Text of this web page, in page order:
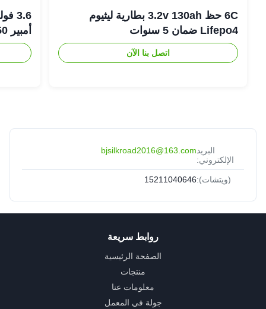
6C حظ 3.2v 130ah بطارية ليثيوم
Lifepo4 ضمان 5 سنوات
اتصل بنا الآن
أمبير 18650 بطارية ليثيوم أيون
البريد
الإلكتروني:
bjsilkroad2016@163.com
(ويتشات):15211040646
روابط سريعة
الصفحة الرئيسية
منتجات
معلومات عنا
جولة في المعمل